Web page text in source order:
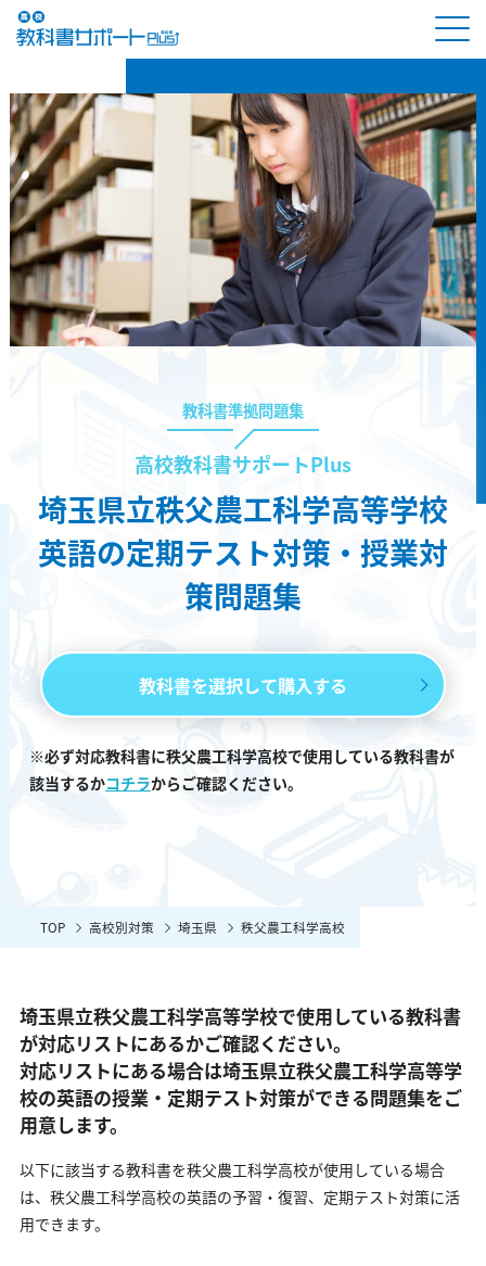
教科書準拠問題集
高校教科書サポートPlus
埼玉県立秩父農工科学高等学校
英語の定期テスト対策・授業対
策問題集
教科書を選択して購入する
※必ず対応教科書に秩父農工科学高校で使用している教科書が
該当するかコチラからご確認ください。
TOP 高校別対策 埼玉県 秩父農工科学高校
埼玉県立秩父農工科学高等学校で使用している教科書
が対応リストにあるかご確認ください。
対応リストにある場合は埼玉県立秩父農工科学高等学
校の英語の授業・定期テスト対策ができる問題集をご
用意します。
以下に該当する教科書を秩父農工科学高校が使用している場合
は、 秩父農工科学高校の英語の予習・復習、定期テスト対策に活
用できます。